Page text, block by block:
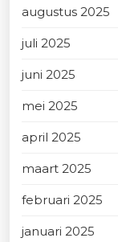
augustus 2025
juli 2025
juni 2025
mei 2025
april 2025
maart 2025
februari 2025
januari 2025